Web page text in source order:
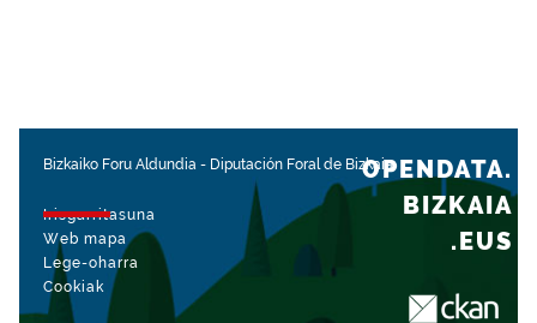
Bizkaiko Foru Aldundia - Diputación Foral de Bizkaia
Irisgarritasuna
Web mapa
Lege-oharra
Cookiak
OPENDATA.
BIZKAIA
.EUS